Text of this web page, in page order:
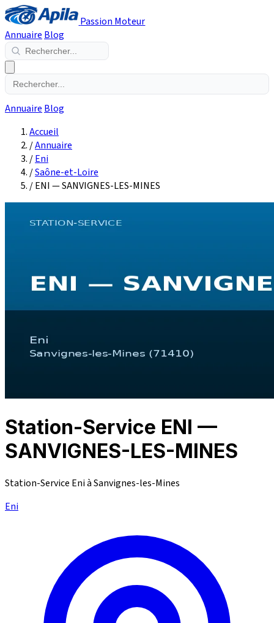
Passion Moteur
Annuaire Blog
Annuaire Blog
Accueil
/Annuaire
/Eni
/Saône-et-Loire
/ENI — SANVIGNES-LES-MINES
Station-Service ENI —
SANVIGNES-LES-MINES
Station-Service Eni à Sanvignes-les-Mines
Eni